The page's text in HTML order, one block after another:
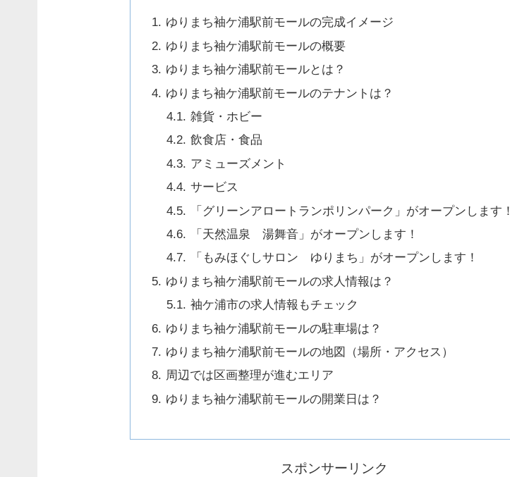
ゆりまち袖ケ浦駅前モールの完成イメージ
ゆりまち袖ケ浦駅前モールの概要
ゆりまち袖ケ浦駅前モールとは？
ゆりまち袖ケ浦駅前モールのテナントは？
雑貨・ホビー
飲食店・食品
アミューズメント
サービス
「グリーンアロートランポリンパーク」がオープンします！
「天然温泉 湯舞音」がオープンします！
「もみほぐしサロン ゆりまち」がオープンします！
ゆりまち袖ケ浦駅前モールの求人情報は？
袖ケ浦市の求人情報もチェック
ゆりまち袖ケ浦駅前モールの駐車場は？
ゆりまち袖ケ浦駅前モールの地図（場所・アクセス）
周辺では区画整理が進むエリア
ゆりまち袖ケ浦駅前モールの開業日は？
スポンサーリンク